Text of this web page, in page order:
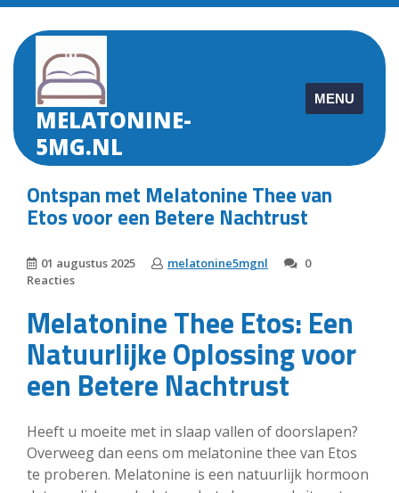
Skip
content
MELATONINE-
5MG.NL
MENU
Ontspan met Melatonine Thee van
Etos voor een Betere Nachtrust
01 augustus 2025 melatonine5mgnl
0
Reacties
Melatonine Thee Etos: Een
Natuurlijke Oplossing voor
een Betere Nachtrust
Heeft u moeite met in slaap vallen of doorslapen?
Overweeg dan eens om melatonine thee van Etos
te proberen. Melatonine is een natuurlijk hormoon